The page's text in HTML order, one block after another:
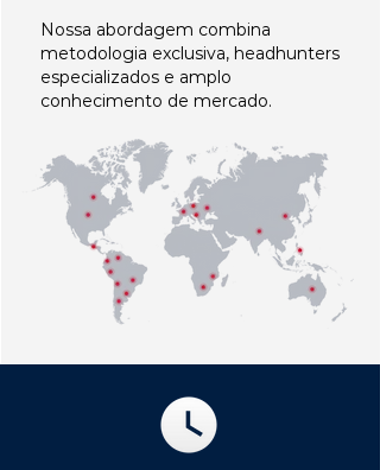
Nossa abordagem combina
metodologia exclusiva, headhunters
especializados e amplo
conhecimento de mercado.